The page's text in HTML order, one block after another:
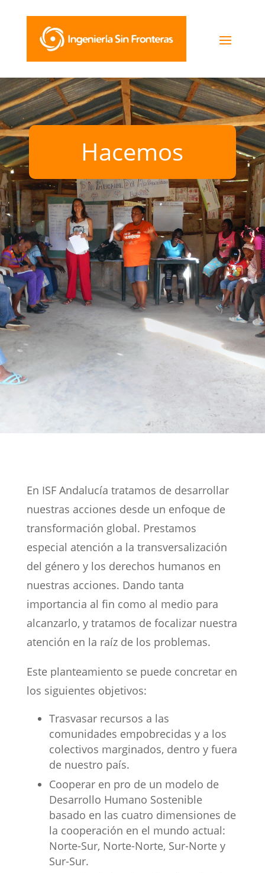
Hacemos
En ISF Andalucía tratamos de desarrollar
nuestras acciones desde un enfoque de
transformación global. Prestamos
especial atención a la transversalización
del género y los derechos humanos en
nuestras acciones. Dando tanta
importancia al fin como al medio para
alcanzarlo, y tratamos de focalizar nuestra
atención en la raíz de los problemas.
Este planteamiento se puede concretar en
los siguientes objetivos:
Trasvasar recursos a las
comunidades empobrecidas y a los
colectivos marginados, dentro y fuera
de nuestro país.
Cooperar en pro de un modelo de
Desarrollo Humano Sostenible
basado en las cuatro dimensiones de
la cooperación en el mundo actual:
Norte-Sur, Norte-Norte, Sur-Norte y
Sur-Sur.